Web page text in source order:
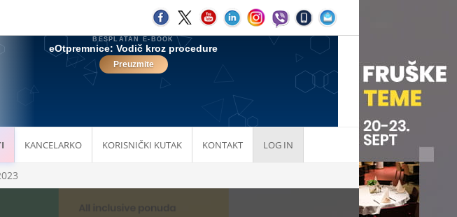
KANCELARKO KORISNIČKI KUTAK KONTAKT LOG IN